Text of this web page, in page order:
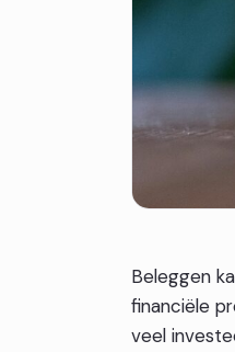
Beleggen
financiële
veel